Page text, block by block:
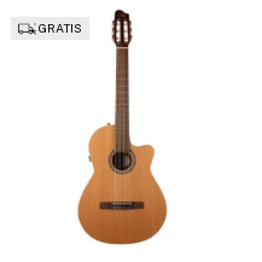
GRATIS